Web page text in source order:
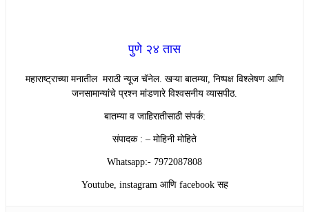
पुणे २४ तास
महाराष्ट्राच्या मनातील मराठी न्यूज चॅनेल. खऱ्या बातम्या, निष्पक्ष विश्लेषण आणि
जनसामान्यांचे प्रश्न मांडणारे विश्वसनीय व्यासपीठ.
बातम्या व जाहिरातीसाठी संपर्क:
संपादक : – मोहिनी मोहिते
Whatsapp:- 7972087808
Youtube, instagram आणि facebook सह